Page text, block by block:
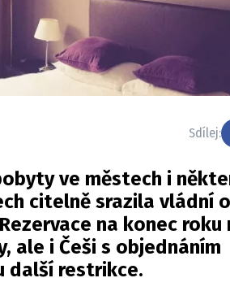
Sdílej:
ve městech i
citelně srazila vládní
na konec roku
ale i Češi s objednáním
další restrikce.